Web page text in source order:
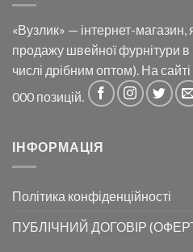
«Вузлик» — інтернет-магазин,
продажу швейної фурнітури в
числі дрібним оптом). На
000 позицій.
ІНФОРМАЦІЯ
Політика конфіденційності
ПУБЛІЧНИЙ ДОГОВІР